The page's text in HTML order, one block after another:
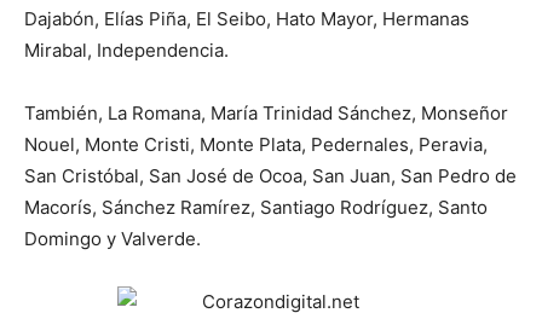
Dajabón, Elías Piña, El Seibo, Hato Mayor, Hermanas
Mirabal, Independencia.
También, La Romana, María Trinidad Sánchez, Monseñor
Nouel, Monte Cristi, Monte Plata, Pedernales, Peravia,
San Cristóbal, San José de Ocoa, San Juan, San Pedro de
Macorís, Sánchez Ramírez, Santiago Rodríguez, Santo
Domingo y Valverde.